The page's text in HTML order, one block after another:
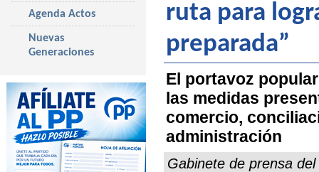
ruta para
preparada”
El portavoz
las medidas
comercio,
administración
Gabinete de prensa
Agenda Actos
Nuevas
Generaciones